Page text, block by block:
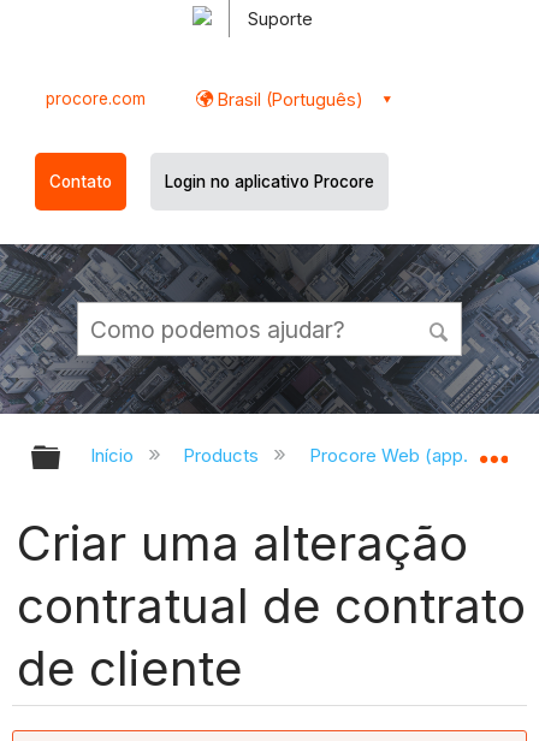
Suporte
procore.com Brasil (Português)
Contato Login no aplicativo Procore
Expandir/recolher hierarquia
Início Products Procore Web
Criar uma alteração
contratual de contrato
de cliente